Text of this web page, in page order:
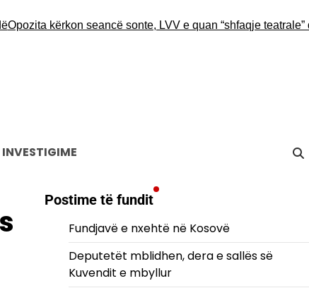
kërkon seancë sonte, LVV e quan “shfaqje teatrale”
INVESTIGIME
Postime të fundit
Fundjavë e nxehtë në Kosovë
Deputetët mblidhen, dera e sallës së
Kuvendit e mbyllur